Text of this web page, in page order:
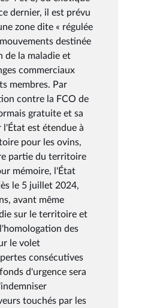
dernier, il est prévu
zone dite « régulée
destinée
de la maladie et
commerciaux
membres. Par
contre la FCO de
gratuite et sa
l'État est étendue à
pour les ovins,
partie du territoire
mémoire, l'État
le 5 juillet 2024,
avant même
sur le territoire et
des
le volet
consécutives
d'urgence sera
touchés par les